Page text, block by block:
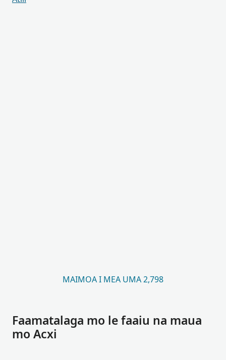
MAIMOA I MEA UMA 2,798
Faamatalaga mo le faaiu na maua
mo Acxi